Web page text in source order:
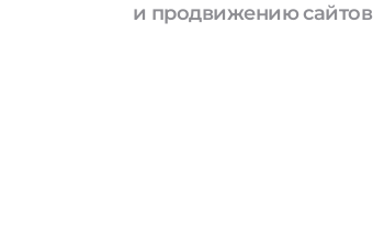
и продвижению сайтов